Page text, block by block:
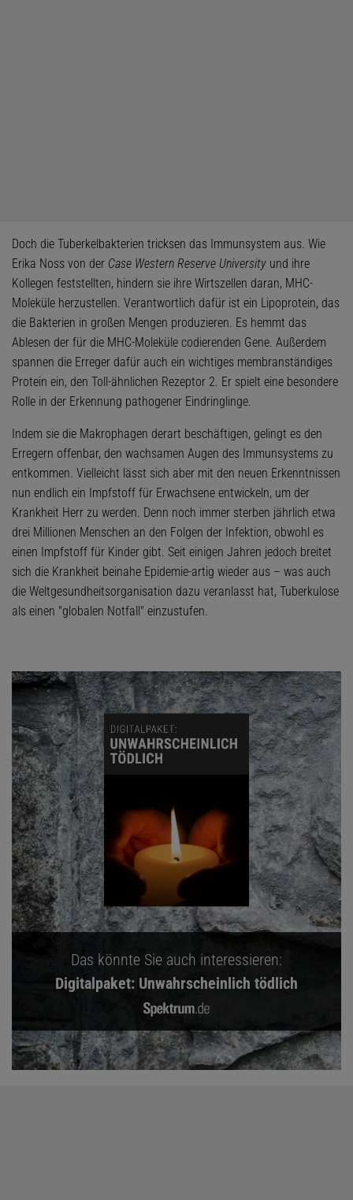
Doch die Tuberkelbakterien tricksen das Immunsystem aus. Wie
Erika Noss von der Case Western Reserve University und ihre
Kollegen feststellten, hindern sie ihre Wirtszellen daran, MHC-
Moleküle herzustellen. Verantwortlich dafür ist ein Lipoprotein, das
die Bakterien in großen Mengen produzieren. Es hemmt das
Ablesen der für die MHC-Moleküle codierenden Gene. Außerdem
spannen die Erreger dafür auch ein wichtiges membranständiges
Protein ein, den Toll-ähnlichen Rezeptor 2. Er spielt eine besondere
Rolle in der Erkennung pathogener Eindringlinge.
Indem sie die Makrophagen derart beschäftigen, gelingt es den
Erregern offenbar, den wachsamen Augen des Immunsystems zu
entkommen. Vielleicht lässt sich aber mit den neuen Erkenntnissen
nun endlich ein Impfstoff für Erwachsene entwickeln, um der
Krankheit Herr zu werden. Denn noch immer sterben jährlich etwa
drei Millionen Menschen an den Folgen der Infektion, obwohl es
einen Impfstoff für Kinder gibt. Seit einigen Jahren jedoch breitet
sich die Krankheit beinahe Epidemie-artig wieder aus – was auch
die Weltgesundheitsorganisation dazu veranlasst hat, Tuberkulose
als einen "globalen Notfall" einzustufen.
Das könnte Sie auch interessieren:
Digitalpaket: Unwahrscheinlich tödlich